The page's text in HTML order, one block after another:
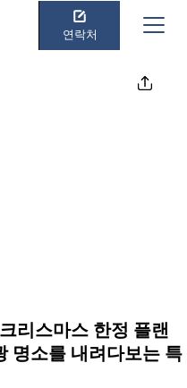
연락처
리스마스 한정 플랜
명소를 내려다보는 특